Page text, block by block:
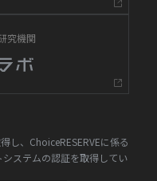
究機関
し、ChoiceRESERVEに係る
ステムの認証を取得してい